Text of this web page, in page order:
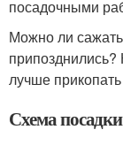
посадочными
Можно ли
лучше
Схема